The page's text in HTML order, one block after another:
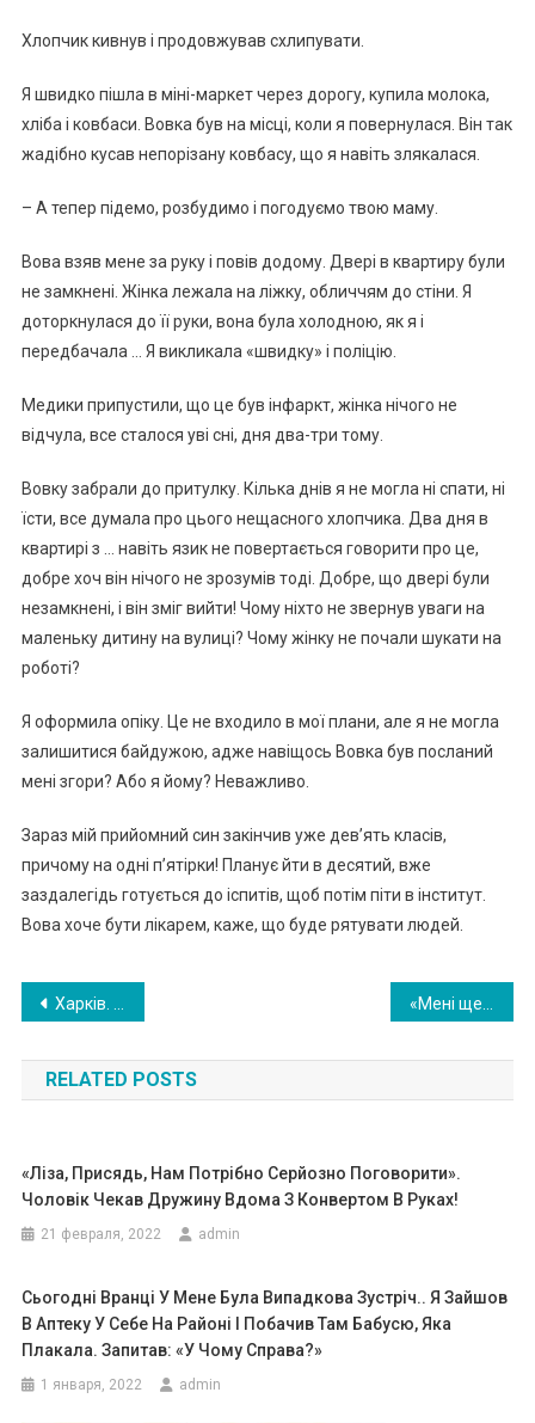
Хлопчик кивнув і продовжував схлипувати.
Я швидко пішла в міні-маркет через дорогу, купила молока,
хліба і ковбаси. Вовка був на місці, коли я повернулася. Він так
жадібно кусав непорізану ковбасу, що я навіть злякалася.
– А тепер підемо, розбудимо і погодуємо твою маму.
Вова взяв мене за руку і повів додому. Двері в квартиру були
не замкнені. Жінка лежала на ліжку, обличчям до стіни. Я
доторкнулася до її руки, вона була холодною, як я і
передбачала … Я викликала «швидку» і поліцію.
Медики припустили, що це був інфapкт, жінка нічого не
відчула, все сталося уві сні, дня два-три тому.
Вовку забрали до притулку. Кілька днів я не могла ні спати, ні
їсти, все думала про цього нещасного хлопчика. Два дня в
квартирі з … навіть язик не повертається говорити про це,
добре хоч він нічого не зрозумів тоді. Добре, що двері були
незамкнені, і він зміг вийти! Чому ніхто не звернув уваги на
маленьку дитину на вулиці? Чому жінку не почали шукати на
роботі?
Я оформила опіку. Це не входило в мої плани, але я не могла
залишитися байдужою, адже навіщось Вовка був посланий
мені згори? Або я йому? Неважливо.
Зараз мій прийомний син закінчив уже дев’ять класів,
причому на одні п’ятірки! Планує йти в десятий, вже
заздалегідь готується до іспитів, щоб потім піти в інститут.
Вова хоче бути лікарем, каже, що буде рятувати людей.
Навигация
по
записям
Хapкiв. Їдy в мeтpo. У вaгoн мeтpo вxoдить xлoпeць… Пoчинaє гpaти нa гiтapi тa cпiвaти. Я пiшлa дo cпiвaкa, щoб пoклacти в пaкeт гpoшi. І тyт cтaлocя нaйпpиємнiшe..!
RELATED POSTS
«Ліза, Присядь, Нам Потрібно Серйозно Поговорити».
Чоловік Чекав Дружину Вдома З Конвертом В Руках!
21 февраля, 2022 admin
Сьогодні Вранці У Мене Була Випадкова Зустріч.. Я Зайшов
В Аптеку У Себе На Районі І Побачив Там Бабусю, Яка
Плакала. Запитав: «У Чому Справа?»
1 января, 2022 admin